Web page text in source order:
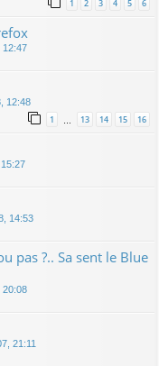
1 2 3 4 5 6
12:47
12:48
1 13 14 15 16
14:53
pas ?.. Sa sent le Blue
20:08
21:11